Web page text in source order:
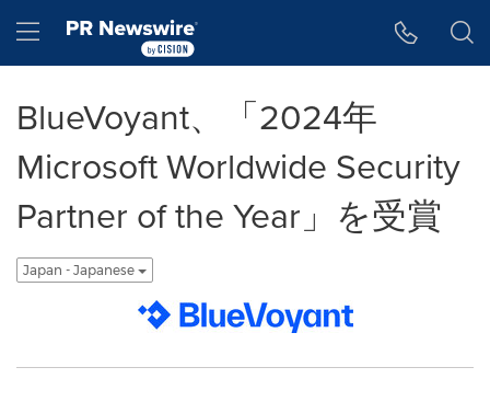
Hamburger menu
BlueVoyant、「2024年
Microsoft Worldwide Security
Partner of the Year」を受賞
Japan - Japanese